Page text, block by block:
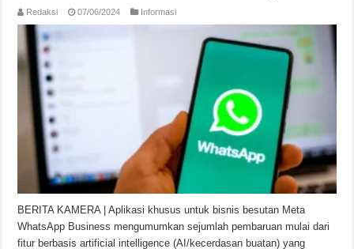
Redaksi 07/06/2024 Informasi
BERITA KAMERA | Aplikasi khusus untuk bisnis besutan Meta
WhatsApp Business mengumumkan sejumlah pembaruan mulai dari
fitur berbasis artificial intelligence (AI/kecerdasan buatan) yang